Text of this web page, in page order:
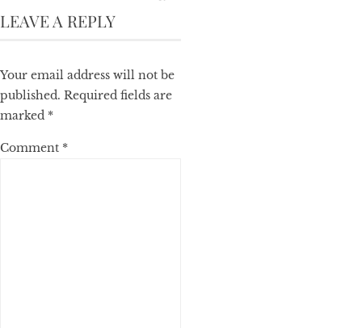
LEAVE A REPLY
Your email address will not be
published. Required fields are
marked *
Comment *